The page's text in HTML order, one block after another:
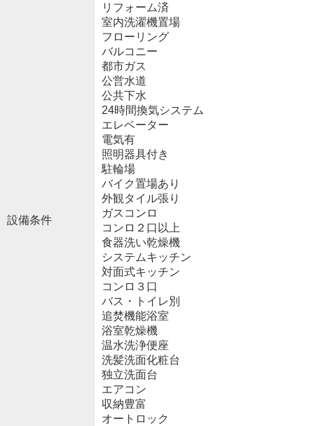
設備条件
リフォーム済
室内洗濯機置場
フローリング
バルコニー
都市ガス
公営水道
公共下水
24時間換気システム
エレベーター
電気有
照明器具付き
駐輪場
バイク置場あり
外観タイル張り
ガスコンロ
コンロ２口以上
食器洗い乾燥機
システムキッチン
対面式キッチン
コンロ３口
バス・トイレ別
追焚機能浴室
浴室乾燥機
温水洗浄便座
洗髪洗面化粧台
独立洗面台
エアコン
収納豊富
オートロック